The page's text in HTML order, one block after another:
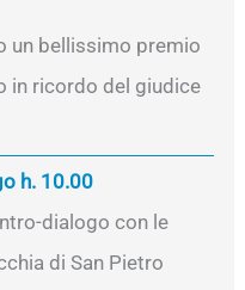
un bellissimo premio
in ricordo del giudice
h. 10.00
dialogo con le
di San Pietro